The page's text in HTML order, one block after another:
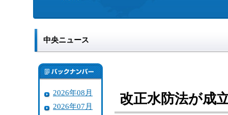
中央ニュース
2026年08月
2026年07月
改正水防法が